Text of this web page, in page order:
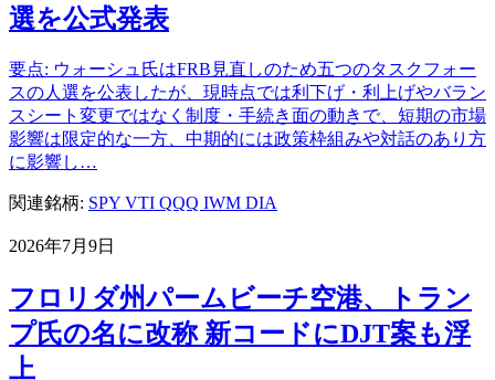
選を公式発表
要点: ウォーシュ氏はFRB見直しのため五つのタスクフォー
スの人選を公表したが、現時点では利下げ・利上げやバラン
スシート変更ではなく制度・手続き面の動きで、短期の市場
影響は限定的な一方、中期的には政策枠組みや対話のあり方
に影響し…
関連銘柄: SPY VTI QQQ IWM DIA
2026年7月9日
フロリダ州パームビーチ空港、トラン
プ氏の名に改称 新コードにDJT案も浮
上